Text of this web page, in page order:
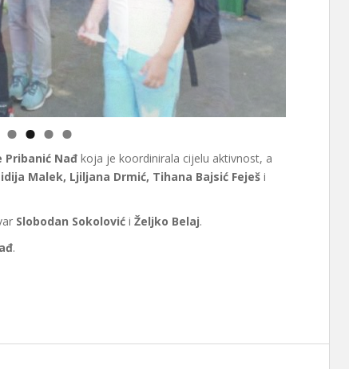
Pribanić Nađ koja je koordinirala cijelu aktivnost, a
Malek, Ljiljana Drmić, Tihana Bajsić Feješ i
Slobodan Sokolović i Željko Belaj.
.